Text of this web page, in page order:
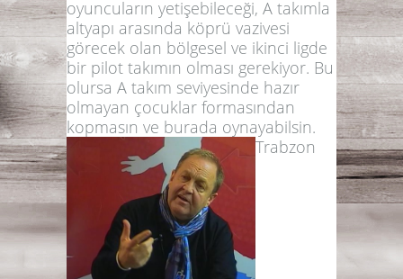
oyuncuların yetişebileceği, A takımla
altyapı arasında köprü vazivesi
görecek olan bölgesel ve ikinci ligde
bir pilot takımın olması gerekiyor. Bu
olursa A takım seviyesinde hazır
olmayan çocuklar formasından
kopmasın ve burada oynayabilsin.
Trabzon